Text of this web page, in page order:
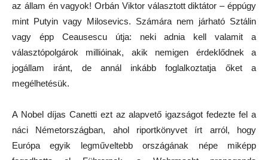
az állam én vagyok! Orbán Viktor választott diktátor – éppúgy
mint Putyin vagy Milosevics. Számára nem járható Sztálin
vagy épp Ceausescu útja: neki adnia kell valamit a
választópolgárok millióinak, akik nemigen érdeklődnek a
jogállam iránt, de annál inkább foglalkoztatja őket a
megélhetésük.
A Nobel díjas Canetti ezt az alapvető igazságot fedezte fel a
náci Németországban, ahol riportkönyvet írt arról, hogy
Európa egyik legműveltebb országának népe miképp